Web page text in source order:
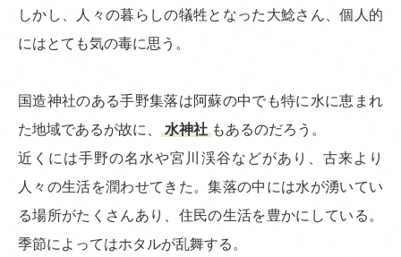
しかし、人々の暮らしの犠牲となった大鯰さん、個人的
にはとても気の毒に思う。
国造神社のある手野集落は阿蘇の中でも特に水に恵まれ
た地域であるが故に、
水神社 もあるのだろう。
近くには手野の名水や宮川渓谷などがあり、古来より
人々の生活を潤わせてきた。集落の中には水が湧いてい
る場所がたくさんあり、住民の生活を豊かにしている。
季節によってはホタルが乱舞する。